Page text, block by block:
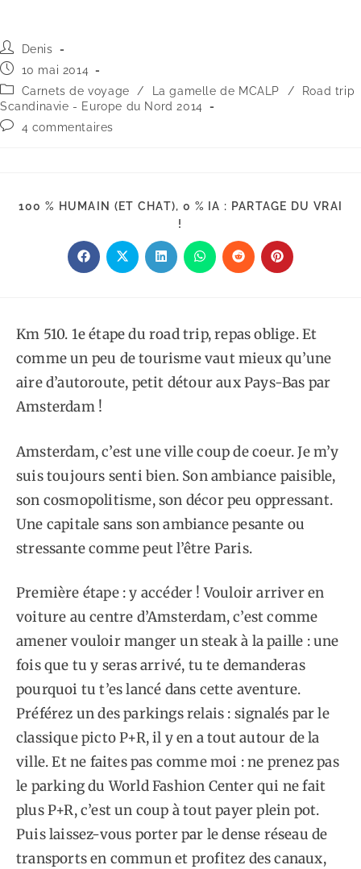
Auteur/autrice
de
la
publication :
Denis
Publication
publiée :
10 mai 2014
Post
category:
Carnets de voyage / La gamelle de MCALP /
Road trip
Scandinavie - Europe du Nord 2014
Commentaires
4 commentaires
100 % HUMAIN (ET CHAT), 0 % IA : PARTAGE DU VRAI
!
CE
CONTENU
Ouvrir
dans
Ouvrir
dans
Ouvrir
dans
Ouvrir
dans
Ouvrir
dans
Ouvrir
dans
Km 510. 1e étape du road trip, repas oblige. Et
comme un peu de tourisme vaut mieux qu’une
aire d’autoroute, petit détour aux Pays-Bas par
Amsterdam !
Amsterdam, c’est une ville coup de coeur. Je m’y
suis toujours senti bien. Son ambiance paisible,
son cosmopolitisme, son décor peu oppressant.
Une capitale sans son ambiance pesante ou
stressante comme peut l’être Paris.
Première étape : y accéder ! Vouloir arriver en
voiture au centre d’Amsterdam, c’est comme
amener vouloir manger un steak à la paille : une
fois que tu y seras arrivé, tu te demanderas
pourquoi tu t’es lancé dans cette aventure.
Préférez un des parkings relais : signalés par le
classique picto P+R, il y en a tout autour de la
ville. Et ne faites pas comme moi : ne prenez pas
le parking du World Fashion Center qui ne fait
plus P+R, c’est un coup à tout payer plein pot.
Puis laissez-vous porter par le dense réseau de
transports en commun et profitez des canaux,